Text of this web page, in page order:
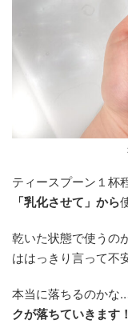
ティースプーン１杯
「乳化させて」から
乾いた状態で使うの
ははっきり言って不
本当に落ちるのかな
クが落ちていきます！